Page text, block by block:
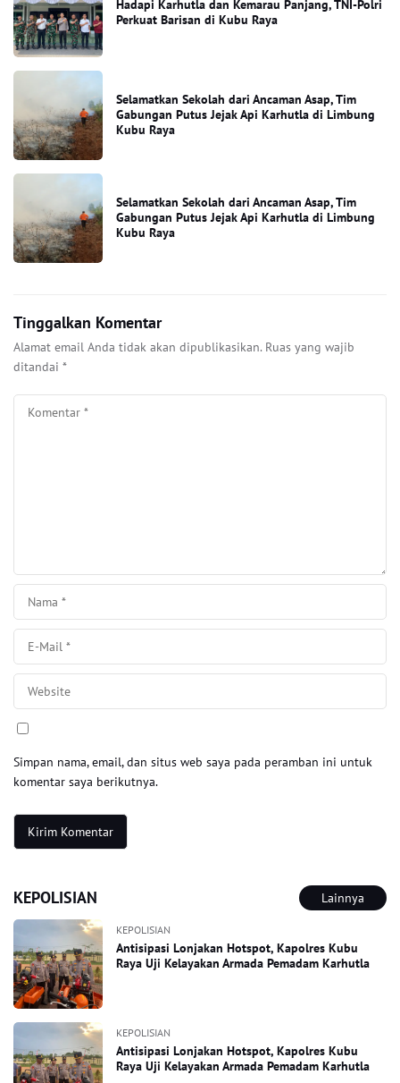
Hadapi Karhutla dan Kemarau Panjang, TNI-Polri
Perkuat Barisan di Kubu Raya
Selamatkan Sekolah dari Ancaman Asap, Tim
Gabungan Putus Jejak Api Karhutla di Limbung
Kubu Raya
Selamatkan Sekolah dari Ancaman Asap, Tim
Gabungan Putus Jejak Api Karhutla di Limbung
Kubu Raya
Tinggalkan Komentar
Alamat email Anda tidak akan dipublikasikan. Ruas yang wajib
ditandai *
Simpan nama, email, dan situs web saya pada peramban ini untuk
komentar saya berikutnya.
KEPOLISIAN Lainnya
KEPOLISIAN
Antisipasi Lonjakan Hotspot, Kapolres Kubu
Raya Uji Kelayakan Armada Pemadam Karhutla
KEPOLISIAN
Antisipasi Lonjakan Hotspot, Kapolres Kubu
Raya Uji Kelayakan Armada Pemadam Karhutla